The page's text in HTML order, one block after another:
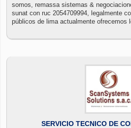
somos, remassa sistemas &
sunat con ruc 2054709994, legalmente
públicos de lima actualmente ofrecemos
internet, posicionamiento web,
SERVICIO TECNICO DE